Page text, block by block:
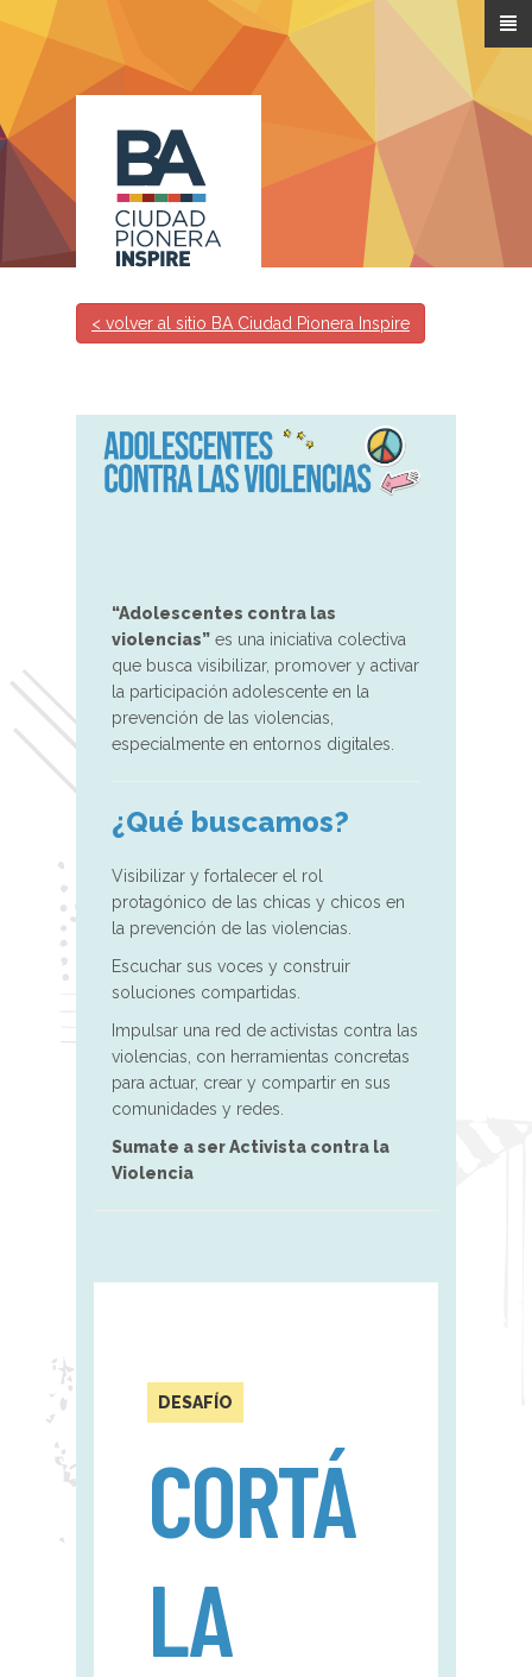
Pasar al contenido principal
< volver al sitio BA Ciudad Pionera Inspire
“Adolescentes contra las
violencias” es una iniciativa colectiva
que busca visibilizar, promover y activar
la participación adolescente en la
prevención de las violencias,
especialmente en entornos digitales.
¿Qué buscamos?
Visibilizar y fortalecer el rol
protagónico de las chicas y chicos en
la prevención de las violencias.
Escuchar sus voces y construir
soluciones compartidas.
Impulsar una red de activistas contra las
violencias, con herramientas concretas
para actuar, crear y compartir en sus
comunidades y redes.
Sumate a ser Activista contra la
Violencia
DESAFÍO
CORTÁ
LA